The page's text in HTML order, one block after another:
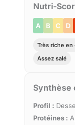
Nutri-
A B C D
Très riche en
Assez salé
Synthèse
Profil :
Protéines :